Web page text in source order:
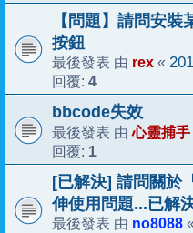
【問題】請問安
按鈕
最後發表 由 rex «
回覆: 4
bbcode失效
最後發表 由心靈捕手
回覆: 1
[已解決] 請問關於
伸使用問題...已解
最後發表 由 no8088 «